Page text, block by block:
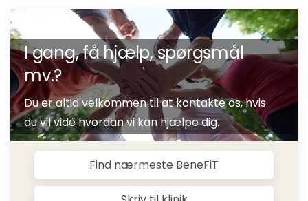
I gang, få hjælp, spørgsmål
mv.?
Du er altid velkommen til at kontakte os, hvis
du vil vide hvordan vi kan hjælpe dig.
Find nærmeste BeneFiT